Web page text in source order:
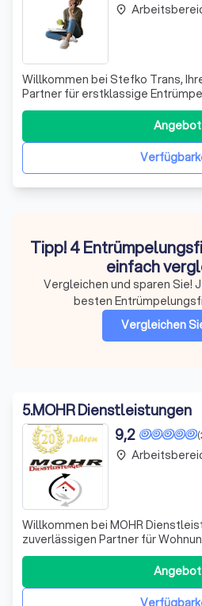
Willkommen bei Stefko Trans,
Partner für erstklassige
Haushaltsauflösungen. Wir
Flexibilität und unser
Dienstleistungen anzubieten, die
Bedürfnisse unserer Kunden
Angebot
place
Tipp! 4
einfach
Vergleichen und sparen Sie!
besten
Vergleichen
5.MOHR Dienstleistungen
9,2
Willkommen bei MOHR
zuverlässigen Partner für
Entrümpelungen und
Umgebung. Wir sind ein
das sich durch langjährige
Expertise auszeichnet. Ob es um
Angebot
place